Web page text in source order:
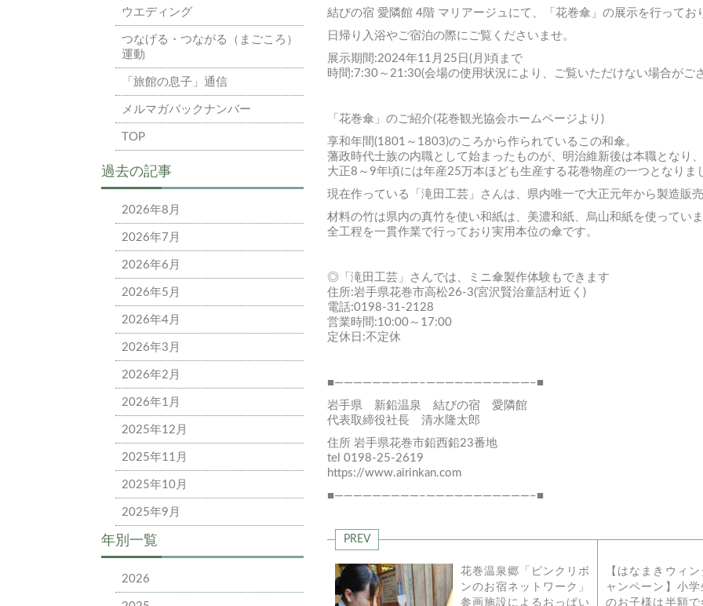
ウエディング
つなげる・つながる（まごころ）
運動
「旅館の息子」通信
メルマガバックナンバー
TOP
過去の記事
2026年8月
2026年7月
2026年6月
2026年5月
2026年4月
2026年3月
2026年2月
2026年1月
2025年12月
2025年11月
2025年10月
2025年9月
年別一覧
2026
結びの宿 愛隣館 4階 マリアージュにて、「花巻傘」の展示を行ってお
日帰り入浴やご宿泊の際にご覧くださいませ。
展示期間:2024年11月25日(月)頃まで
時間:7:30～21:30(会場の使用状況により、ご覧いただけない場合がご
「花巻傘」のご紹介(花巻観光協会ホームページより)
享和年間(1801～1803)のころから作られているこの和傘。
藩政時代士族の内職として始まったものが、明治維新後は本職となり、
大正8～9年頃には年産25万本ほども生産する花巻物産の一つとなりま
現在作っている「滝田工芸」さんは、県内唯一で大正元年から製造販売
材料の竹は県内の真竹を使い和紙は、美濃和紙、烏山和紙を使っていま
全工程を一貫作業で行っており実用本位の傘です。
◎「滝田工芸」さんでは、ミニ傘製作体験もできます
住所:岩手県花巻市高松26-3(宮沢賢治童話村近く)
電話:0198-31-2128
営業時間:10:00～17:00
定休日:不定休
■—————————–———————————–■
岩手県 新鉛温泉 結びの宿 愛隣館
代表取締役社長 清水隆太郎
住所 岩手県花巻市鉛西鉛23番地
tel 0198-25-2619
https://www.airinkan.com
■—————————–———————————–■
PREV
花巻温泉郷「ピンクリボ
ンのお宿ネットワーク」
参画施設によるおっぱい
【はなまきウィン
ャンペーン】小学
のお子様は半額で